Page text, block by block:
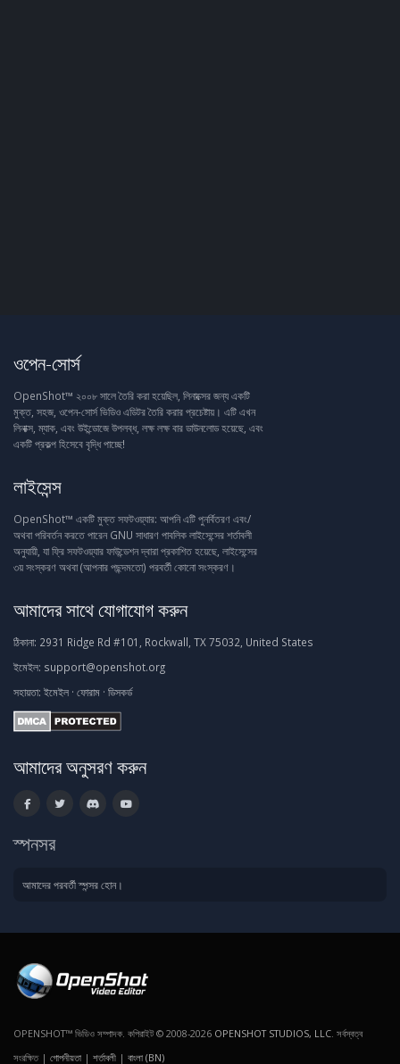
ওপেন-সোর্স
OpenShot™ ২০০৮ সালে তৈরি করা হয়েছিল, লিনাক্সের জন্য একটি
মুক্ত, সহজ, ওপেন-সোর্স ভিডিও এডিটর তৈরি করার প্রচেষ্টায়। এটি এখন
লিনাক্স, ম্যাক, এবং উইন্ডোজে উপলব্ধ, লক্ষ লক্ষ বার ডাউনলোড হয়েছে, এবং
একটি প্রকল্প হিসেবে বৃদ্ধি পাচ্ছে!
লাইসেন্স
OpenShot™ একটি মুক্ত সফটওয়্যার: আপনি এটি পুনর্বিতরণ এবং/
অথবা পরিবর্তন করতে পারেন GNU সাধারণ পাবলিক লাইসেন্সের শর্তাবলী
অনুযায়ী, যা ফ্রি সফটওয়্যার ফাউন্ডেশন দ্বারা প্রকাশিত হয়েছে, লাইসেন্সের
৩য় সংস্করণ অথবা (আপনার পছন্দমতো) পরবর্তী কোনো সংস্করণ।
আমাদের সাথে যোগাযোগ করুন
ঠিকানা: 2931 Ridge Rd #101, Rockwall, TX 75032, United States
ইমেইল: support@openshot.org
সহায়তা: ইমেইল · ফোরাম · ডিসকর্ড
আমাদের অনুসরণ করুন
স্পনসর
আমাদের পরবর্তী স্পন্সর হোন।
OPENSHOT™ ভিডিও সম্পাদক. কপিরাইট © 2008-2026 OPENSHOT STUDIOS, LLC . সর্বস্বত্ব
সংরক্ষিত | গোপনীয়তা | শর্তাবলী | বাংলা (BN)